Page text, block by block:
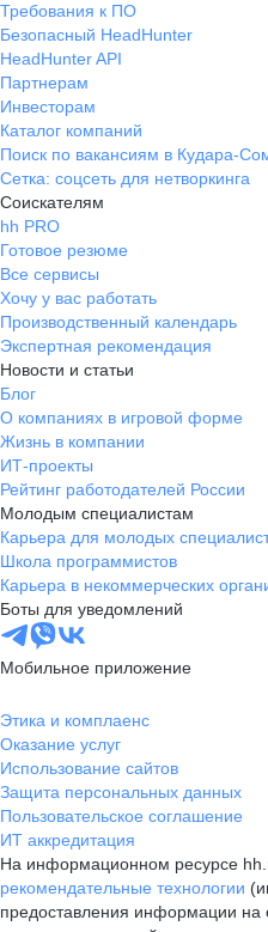
Требования к ПО
Безопасный HeadHunter
HeadHunter API
Партнерам
Инвесторам
Каталог компаний
Поиск по вакансиям в Кудара-
Сетка: соцсеть для нетворкинга
Соискателям
hh PRO
Готовое резюме
Все сервисы
Хочу у вас работать
Производственный календарь
Экспертная рекомендация
Новости и статьи
Блог
О компаниях в игровой форме
Жизнь в компании
ИТ-проекты
Рейтинг работодателей России
Молодым специалистам
Карьера для молодых
Школа программистов
Карьера в некоммерческих
Боты для уведомлений
Мобильное приложение
Этика и комплаенс
Оказание услуг
Использование сайтов
Защита персональных данных
Пользовательское соглашение
ИТ аккредитация
На информационном ресурсе
рекомендательные технологии
предоставления информации на